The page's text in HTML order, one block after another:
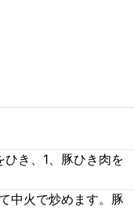
き、1、豚ひき肉を
中火で炒めます。豚